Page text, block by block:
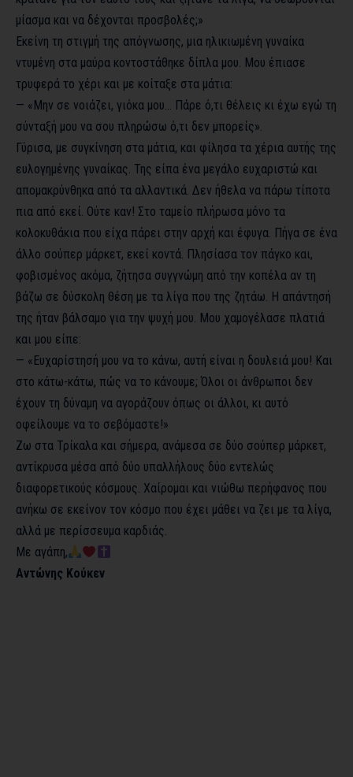
μίασμα και να δέχονται προσβολές;»
Εκείνη τη στιγμή της απόγνωσης, μια ηλικιωμένη γυναίκα
ντυμένη στα μαύρα κοντοστάθηκε δίπλα μου. Μου έπιασε
τρυφερά το χέρι και με κοίταξε στα μάτια:
— «Μην σε νοιάζει, γιόκα μου… Πάρε ό,τι θέλεις κι έχω εγώ τη
σύνταξή μου να σου πληρώσω ό,τι δεν μπορείς».
Γύρισα, με συγκίνηση στα μάτια, και φίλησα τα χέρια αυτής της
ευλογημένης γυναίκας. Της είπα ένα μεγάλο ευχαριστώ και
απομακρύνθηκα από τα αλλαντικά. Δεν ήθελα να πάρω τίποτα
πια από εκεί. Ούτε καν! Στο ταμείο πλήρωσα μόνο τα
κολοκυθάκια που είχα πάρει στην αρχή και έφυγα. Πήγα σε ένα
άλλο σούπερ μάρκετ, εκεί κοντά. Πλησίασα τον πάγκο και,
φοβισμένος ακόμα, ζήτησα συγγνώμη από την κοπέλα αν τη
βάζω σε δύσκολη θέση με τα λίγα που της ζητάω. Η απάντησή
της ήταν βάλσαμο για την ψυχή μου. Μου χαμογέλασε πλατιά
και μου είπε:
— «Ευχαρίστησή μου να το κάνω, αυτή είναι η δουλειά μου! Και
στο κάτω-κάτω, πώς να το κάνουμε; Όλοι οι άνθρωποι δεν
έχουν τη δύναμη να αγοράζουν όπως οι άλλοι, κι αυτό
οφείλουμε να το σεβόμαστε!»
Ζω στα Τρίκαλα και σήμερα, ανάμεσα σε δύο σούπερ μάρκετ,
αντίκρυσα μέσα από δύο υπαλλήλους δύο εντελώς
διαφορετικούς κόσμους. Χαίρομαι και νιώθω περήφανος που
ανήκω σε εκείνον τον κόσμο που έχει μάθει να ζει με τα λίγα,
αλλά με περίσσευμα καρδιάς.
Με αγάπη,
Αντώνης Κούκεν